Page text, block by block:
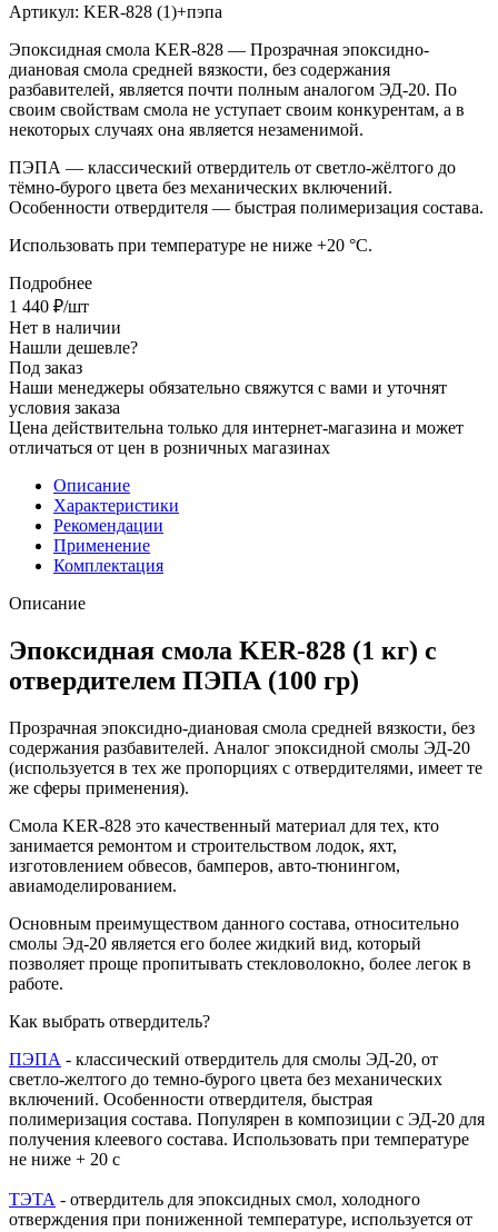
Артикул: KER-828 (1)+пэпа
Эпоксидная смола KER-828 — Прозрачная эпоксидно-
диановая смола средней вязкости, без содержания
разбавителей, является почти полным аналогом ЭД-20. По
своим свойствам смола не уступает своим конкурентам, а в
некоторых случаях она является незаменимой.
ПЭПА — классический отвердитель от светло-жёлтого до
тёмно-бурого цвета без механических включений.
Особенности отвердителя — быстрая полимеризация состава.
Использовать при температуре не ниже +20 °C.
Подробнее
1 440 ₽/шт
Нет в наличии
Нашли дешевле?
Под заказ
Наши менеджеры обязательно свяжутся с вами и уточнят
условия заказа
Цена действительна только для интернет-магазина и может
отличаться от цен в розничных магазинах
Описание
Характеристики
Рекомендации
Применение
Комплектация
Описание
Эпоксидная смола KER-828 (1 кг) с
отвердителем ПЭПА (100 гр)
Прозрачная эпоксидно-диановая смола средней вязкости, без
содержания разбавителей. Аналог эпоксидной смолы ЭД-20
(используется в тех же пропорциях с отвердителями, имеет те
же сферы применения).
Смола KER-828 это качественный материал для тех, кто
занимается ремонтом и строительством лодок, яхт,
изготовлением обвесов, бамперов, авто-тюнингом,
авиамоделированием.
Основным преимуществом данного состава, относительно
смолы Эд-20 является его более жидкий вид, который
позволяет проще пропитывать стекловолокно, более легок в
работе.
Как выбрать отвердитель?
ПЭПА - классический отвердитель для смолы ЭД-20, от
светло-желтого до темно-бурого цвета без механических
включений. Особенности отвердителя, быстрая
полимеризация состава. Популярен в композиции с ЭД-20 для
получения клеевого состава. Использовать при температуре
не ниже + 20 c
ТЭТА - отвердитель для эпоксидных смол, холодного
отверждения при пониженной температуре, используется от